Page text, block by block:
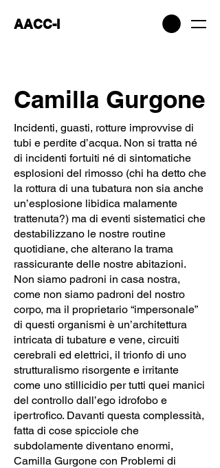
AACC-I
Camilla Gurgone
Incidenti, guasti, rotture improvvise di
tubi e perdite d’acqua. Non si tratta né
di incidenti fortuiti né di sintomatiche
esplosioni del rimosso (chi ha detto che
la rottura di una tubatura non sia anche
un’esplosione libidica malamente
trattenuta?) ma di eventi sistematici che
destabilizzano le nostre routine
quotidiane, che alterano la trama
rassicurante delle nostre abitazioni.
Non siamo padroni in casa nostra,
come non siamo padroni del nostro
corpo, ma il proprietario “impersonale”
di questi organismi è un’architettura
intricata di tubature e vene, circuiti
cerebrali ed elettrici, il trionfo di uno
strutturalismo risorgente e irritante
come uno stillicidio per tutti quei manici
del controllo dall’ego idrofobo e
ipertrofico. Davanti questa complessità,
fatta di cose spicciole che
subdolamente diventano enormi,
Camilla Gurgone con Problemi di